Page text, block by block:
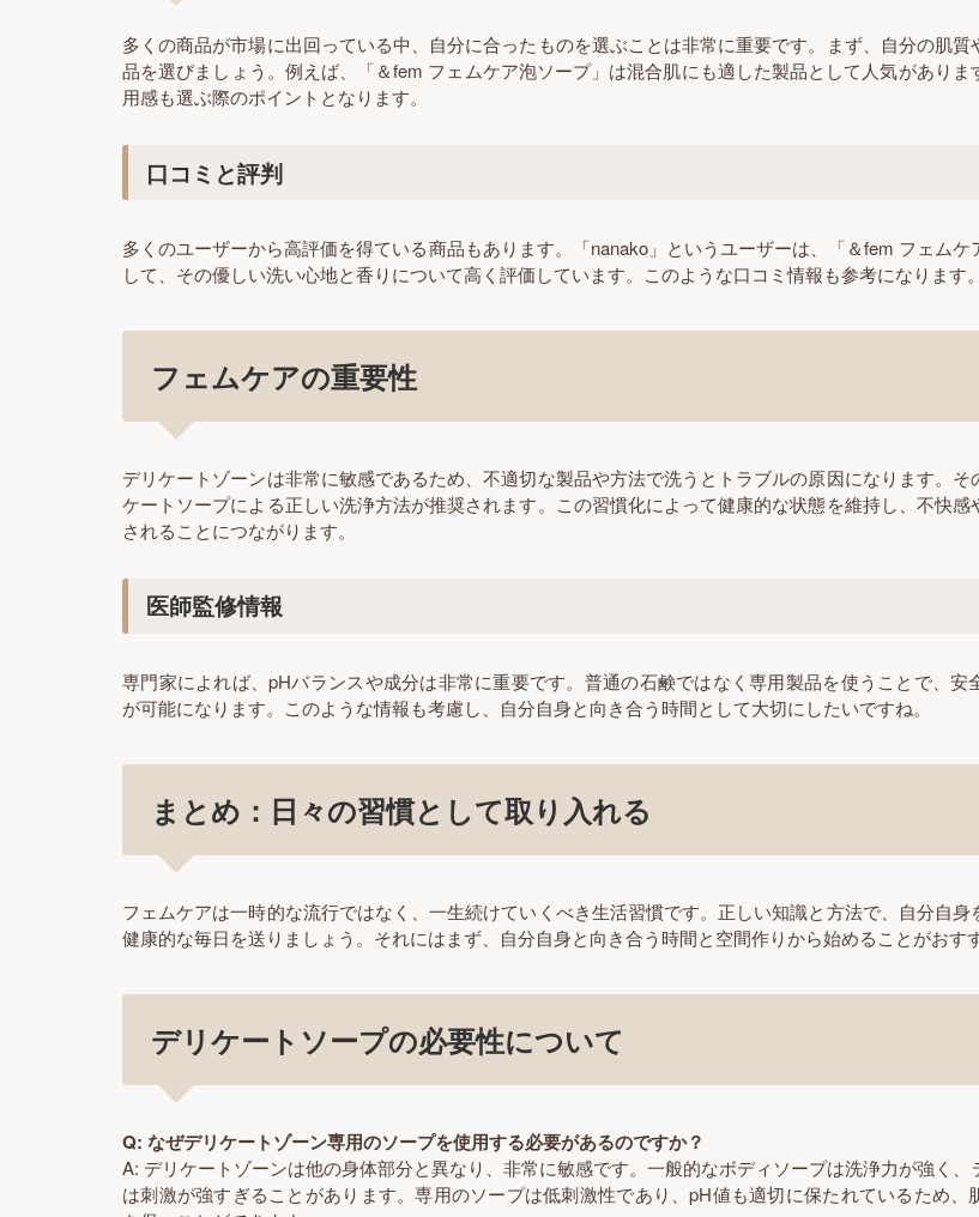
多くの商品が市場に出回っている中、自分に合ったものを選ぶことは非常に重要です。まず、自分の肌質
品を選びましょう。例えば、「＆fem フェムケア泡ソープ」は混合肌にも適した製品として人気がありま
用感も選ぶ際のポイントとなります。
口コミと評判
多くのユーザーから高評価を得ている商品もあります。「nanako」というユーザーは、「＆fem フェムケ
して、その優しい洗い心地と香りについて高く評価しています。このような口コミ情報も参考になります。
フェムケアの重要性
デリケートゾーンは非常に敏感であるため、不適切な製品や方法で洗うとトラブルの原因になります。そ
ケートソープによる正しい洗浄方法が推奨されます。この習慣化によって健康的な状態を維持し、不快感
されることにつながります。
医師監修情報
専門家によれば、pHバランスや成分は非常に重要です。普通の石鹸ではなく専用製品を使うことで、安
が可能になります。このような情報も考慮し、自分自身と向き合う時間として大切にしたいですね。
まとめ：日々の習慣として取り入れる
フェムケアは一時的な流行ではなく、一生続けていくべき生活習慣です。正しい知識と方法で、自分自身
健康的な毎日を送りましょう。それにはまず、自分自身と向き合う時間と空間作りから始めることがおすす
デリケートソープの必要性について
Q: なぜデリケートゾーン専用のソープを使用する必要があるのですか？
A: デリケートゾーンは他の身体部分と異なり、非常に敏感です。一般的なボディソープは洗浄力が強く、
は刺激が強すぎることがあります。専用のソープは低刺激性であり、pH値も適切に保たれているため、